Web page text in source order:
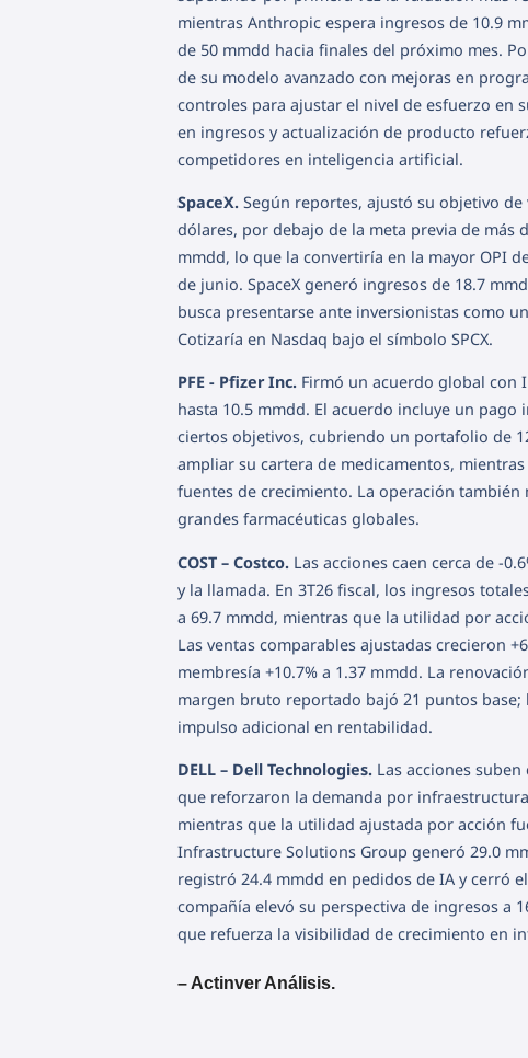
mientras Anthropic espera ingresos de 10.9
de 50 mmdd hacia finales del próximo mes.
de su modelo avanzado con mejoras en
controles para ajustar el nivel de esfuerzo en
en ingresos y actualización de producto
competidores en inteligencia artificial.
SpaceX. Según reportes, ajustó su objetivo
dólares, por debajo de la meta previa de más
mmdd, lo que la convertiría en la mayor OPI
de junio. SpaceX generó ingresos de 18.7
busca presentarse ante inversionistas como
Cotizaría en Nasdaq bajo el símbolo SPCX.
PFE - Pfizer Inc. Firmó un acuerdo global con
hasta 10.5 mmdd. El acuerdo incluye un
ciertos objetivos, cubriendo un portafolio de
ampliar su cartera de medicamentos,
fuentes de crecimiento. La operación
grandes farmacéuticas globales.
COST – Costco. Las acciones caen cerca de -
y la llamada. En 3T26 fiscal, los ingresos
a 69.7 mmdd, mientras que la utilidad por
Las ventas comparables ajustadas crecieron
membresía +10.7% a 1.37 mmdd. La
margen bruto reportado bajó 21 puntos base;
impulso adicional en rentabilidad.
DELL – Dell Technologies. Las acciones
que reforzaron la demanda por
mientras que la utilidad ajustada por acción
Infrastructure Solutions Group generó 29.0
registró 24.4 mmdd en pedidos de IA y cerró
compañía elevó su perspectiva de ingresos a
que refuerza la visibilidad de crecimiento en
– Actinver Análisis.